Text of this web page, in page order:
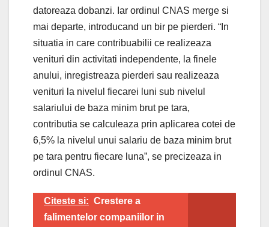
datoreaza dobanzi. Iar ordinul CNAS merge si
mai departe, introducand un bir pe pierderi. “In
situatia in care contribuabilii ce realizeaza
venituri din activitati independente, la finele
anului, inregistreaza pierderi sau realizeaza
venituri la nivelul fiecarei luni sub nivelul
salariului de baza minim brut pe tara,
contributia se calculeaza prin aplicarea cotei de
6,5% la nivelul unui salariu de baza minim brut
pe tara pentru fiecare luna”, se precizeaza in
ordinul CNAS.
Citeste si: Crestere a
falimentelor companiilor in